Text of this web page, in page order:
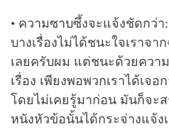
• ความซาบซึ้งจะแจ้งชัดกว่า:
บางเรื่องไม่ได้ชนะใจเราจา
เลยครับผม แต่ชนะด้วยควา
เรื่อง เพียงพอพวกเราได้เ
โดยไม่เคยรู้มาก่อน มันก็จะ
หนังหัวข้อนั้นได้กระจ่างแจ้ง